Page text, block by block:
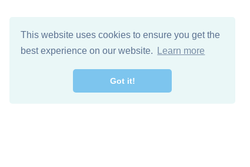
This website uses cookies to ensure you get the
best experience on our website.
Learn more
Got it!